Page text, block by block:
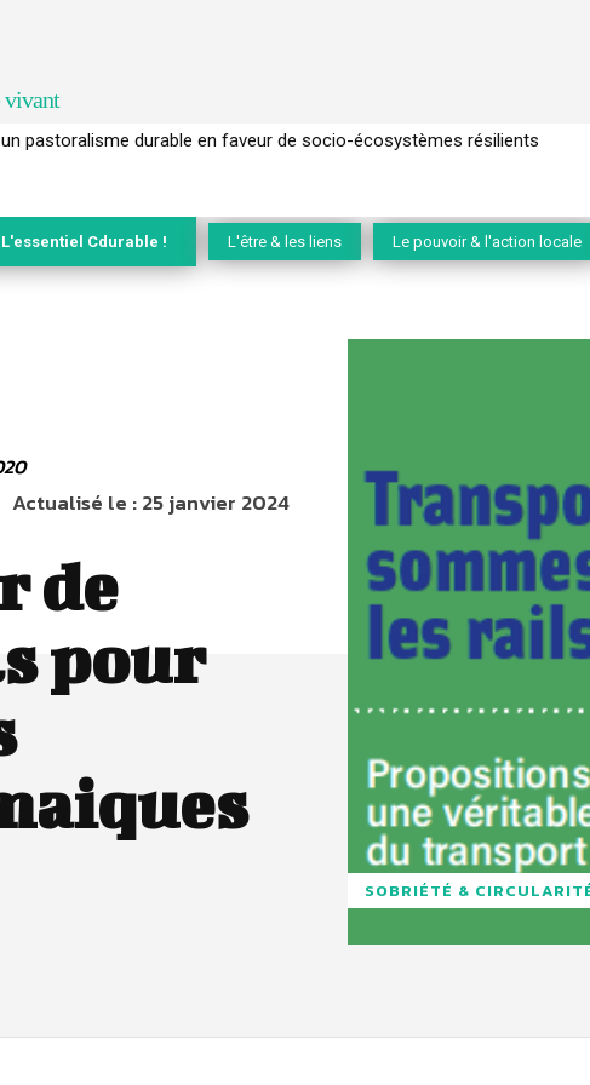
vivant
de l’arbre pour un modèle économique régénératif du vivant …
L'essentiel Cdurable ! L'être & les liens Le pouvoir & l'action locale
Actualisé le :25 janvier 2024
de
pour
SOBRIÉTÉ &